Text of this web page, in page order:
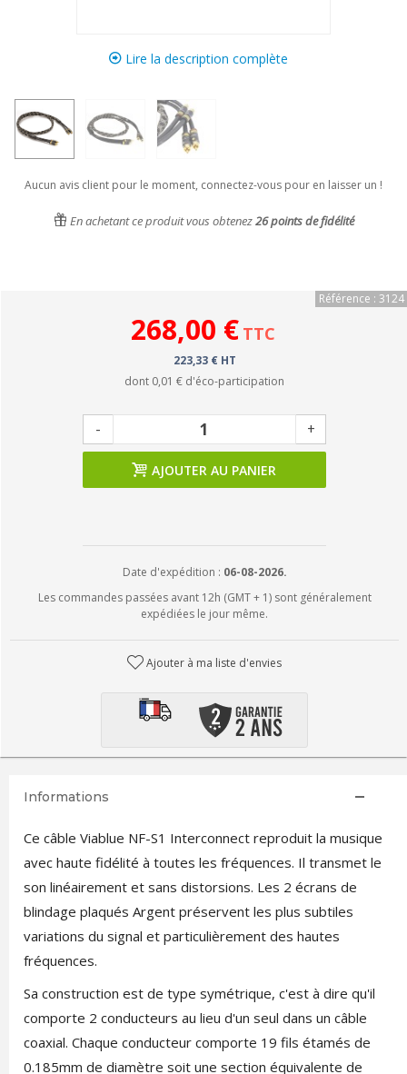
Lire la description complète
Aucun avis client pour le moment, connectez-vous pour en laisser un !
En achetant ce produit vous obtenez26points de fidélité
Référence : 3124
268,00 € TTC
223,33 € HT
dont 0,01 € d'éco-participation
- +
AJOUTER AU PANIER
Date d'expédition : 06-08-2026.
Les commandes passées avant 12h (GMT + 1) sont généralement
expédiées le jour même.
Ajouter à ma liste d'envies
Informations
Ce câble Viablue NF-S1 Interconnect reproduit la musique
avec haute fidélité à toutes les fréquences. Il transmet le
son linéairement et sans distorsions. Les 2 écrans de
blindage plaqués Argent préservent les plus subtiles
variations du signal et particulièrement des hautes
fréquences.
Sa construction est de type symétrique, c'est à dire qu'il
comporte 2 conducteurs au lieu d'un seul dans un câble
coaxial. Chaque conducteur comporte 19 fils étamés de
0.185mm de diamètre soit une section équivalente de